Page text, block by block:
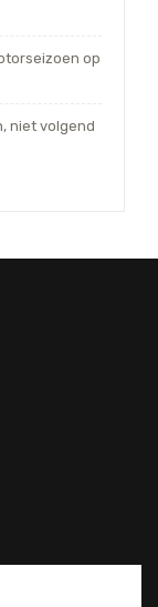
op
niet volgend